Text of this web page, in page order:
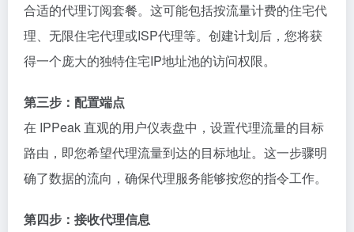
合适的代理订阅套餐。这可能包括按流量计费的住宅代
理、无限住宅代理或ISP代理等。创建计划后，您将获
得一个庞大的独特住宅IP地址池的访问权限。
第三步：配置端点
在 IPPeak 直观的用户仪表盘中，设置代理流量的目标
路由，即您希望代理流量到达的目标地址。这一步骤明
确了数据的流向，确保代理服务能够按您的指令工作。
第四步：接收代理信息